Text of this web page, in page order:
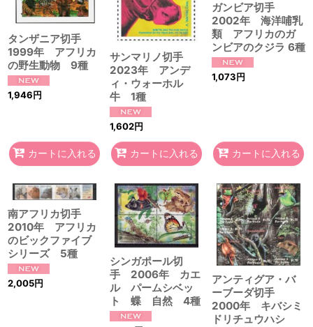
タンザニア切手
1999年 アフリカ
の野生動物 9種
1,946円
カートに入れる
サンマリノ切手
2023年 アンデ
ィ・ウォーホル
牛 1種
1,602円
カートに入れる
ガンビア切手
2002年 海洋哺乳
類 アフリカのガ
ンビアのクジラ 6種
1,073円
カートに入れる
南アフリカ切手
2010年 アフリカ
のビックファイブ
シリーズ 5種
2,005円
シンガポール切
手 2006年 カエ
ル パームシベッ
ト 蝶 自然 4種
アンティグア・バ
ーブーダ切手
2000年 キバシミ
ドリチュウハシ